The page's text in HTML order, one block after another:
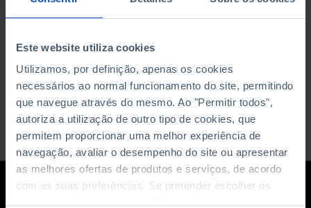
Este website utiliza cookies
Utilizamos, por definição, apenas os cookies
necessários ao normal funcionamento do site, permitindo
que navegue através do mesmo. Ao "Permitir todos",
autoriza a utilização de outro tipo de cookies, que
permitem proporcionar uma melhor experiência de
navegação, avaliar o desempenho do site ou apresentar
as melhores ofertas de produtos e serviços, de acordo
com as suas preferências. Se pretender escolher os